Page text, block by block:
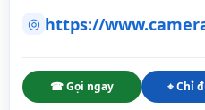
◎ https://
☎ Gọi ngay ⌖ Chỉ